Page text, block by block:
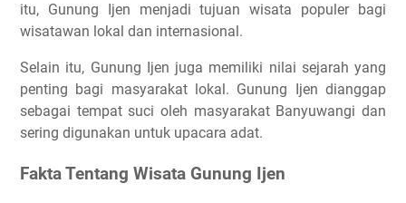
itu, Gunung Ijen menjadi tujuan wisata populer bagi
wisatawan lokal dan internasional.
Selain itu, Gunung Ijen juga memiliki nilai sejarah yang
penting bagi masyarakat lokal. Gunung Ijen dianggap
sebagai tempat suci oleh masyarakat Banyuwangi dan
sering digunakan untuk upacara adat.
Fakta Tentang Wisata Gunung Ijen